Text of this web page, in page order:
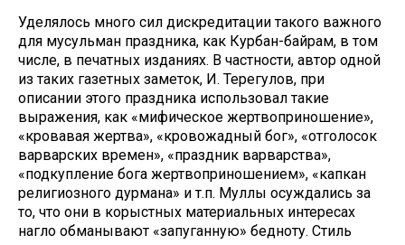
Уделялось много сил дискредитации такого важного
для мусульман праздника, как Курбан-байрам, в том
числе, в печатных изданиях. В частности, автор одной
из таких газетных заметок, И. Терегулов, при
описании этого праздника использовал такие
выражения, как «мифическое жертвоприношение»,
«кровавая жертва», «кровожадный бог», «отголосок
варварских времен», «праздник варварства»,
«подкупление бога жертвоприношением», «капкан
религиозного дурмана» и т.п. Муллы осуждались за
то, что они в корыстных материальных интересах
нагло обманывают «запуганную» бедноту. Стиль